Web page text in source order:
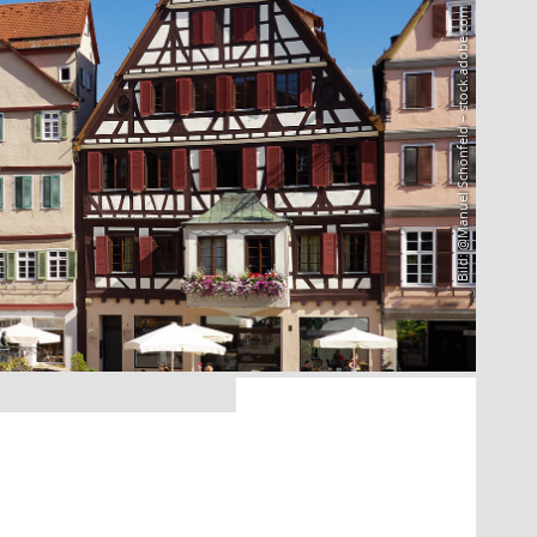
Bild: @Manuel Schönfeld – stock.adobe.com